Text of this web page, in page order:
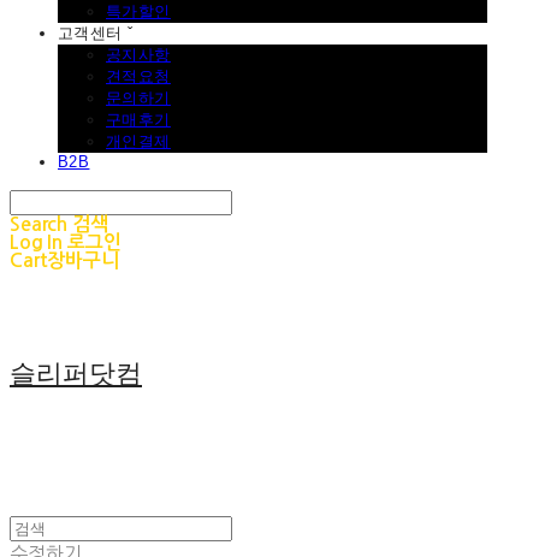
특가할인
고객센터 ˇ
공지사항
견적요청
문의하기
구매후기
개인결제
B2B
Search 검색
Log In 로그인
Cart장바구니
슬리퍼닷컴